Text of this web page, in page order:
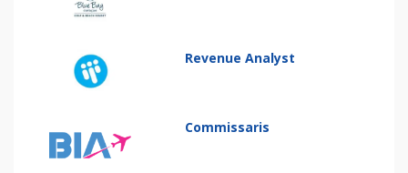
Revenue Analyst
Commissaris